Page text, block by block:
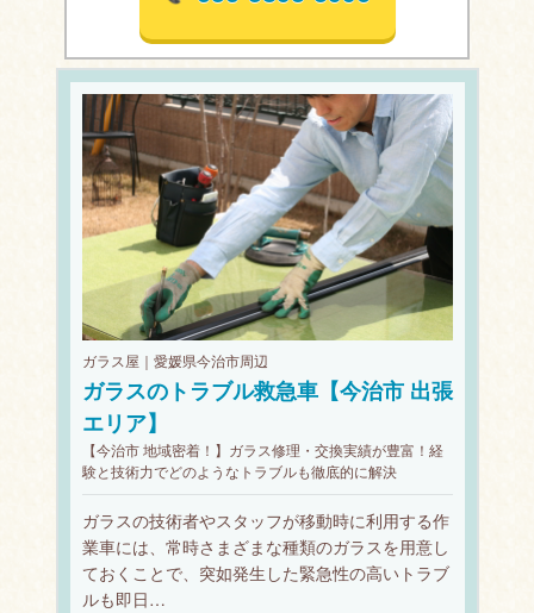
ガラス屋｜愛媛県今治市周辺
ガラスのトラブル救急車【今治市 出張
エリア】
【今治市 地域密着！】ガラス修理・交換実績が豊富！経
験と技術力でどのようなトラブルも徹底的に解決
ガラスの技術者やスタッフが移動時に利用する作
業車には、常時さまざまな種類のガラスを用意し
ておくことで、突如発生した緊急性の高いトラブ
ルも即日…